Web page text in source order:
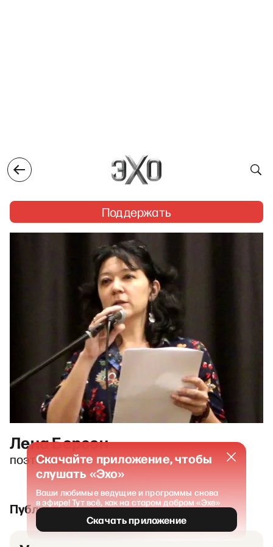
Поддержать
Лена Берсон
поэтесса
Публикации и выпуски
Скачайте приложение, чтобы
слушать «Эхо»
Ваши любимые ведущие и программы снова
в эфире! Тут всё, как на старом добром «Эхе»
Скачать приложение